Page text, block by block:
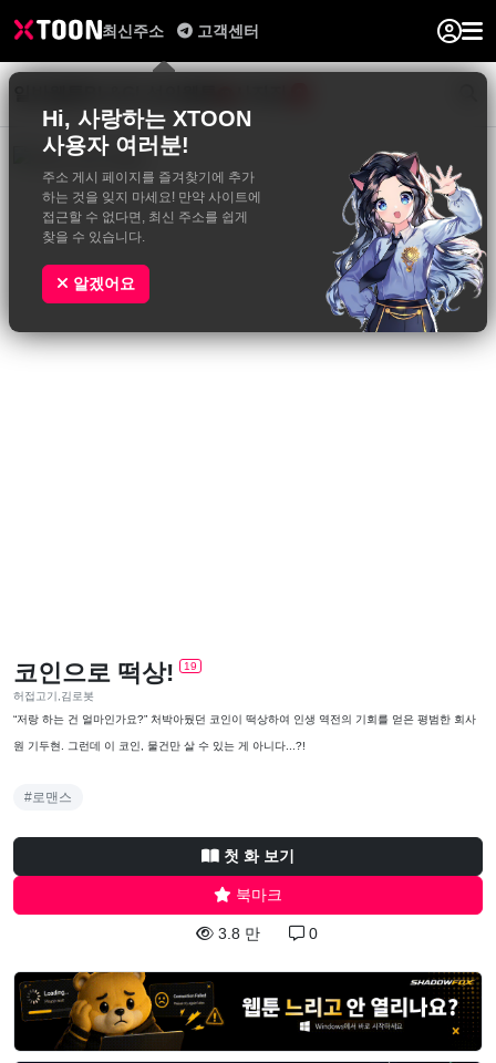
최신주소
Hi, 사랑하는 XTOON
사용자 여러분!
주소 게시 페이지를 즐겨찾기에 추가
하는 것을 잊지 마세요! 만약 사이트에
접근할 수 없다면, 최신 주소를 쉽게
찾을 수 있습니다.
알겠어요
고객센터
코인으로 떡상! 19
허접고기,김로봇
“저랑 하는 건 얼마인가요?” 처박아뒀던 코인이 떡상하여 인생 역전의 기회를 얻은 평범한 회사
원 기두현. 그런데 이 코인, 물건만 살 수 있는 게 아니다...?!
#로맨스
첫 화 보기
북마크
3.8 만 0